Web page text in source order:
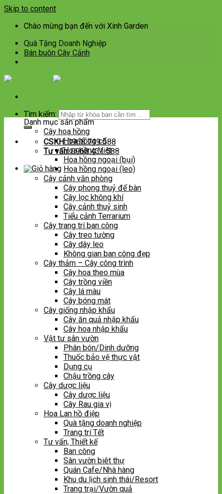
Skip to content
Chào mừng bạn đến với Xinh Garden
Quà Tặng Doanh Nghiệp
Bán buôn Cây Cảnh
Tìm kiếm:
CSKH:0968 749 588
Tư vấn:0968 431 588
Danh mục sản phẩm
Cây hoa hồng
Hoa hồng cổ
Hoa hồng Việt
Hoa hồng ngoại (bụi)
Hoa hồng ngoại (leo)
Cây cảnh văn phòng
Cây phong thuỷ để bàn
Cây lọc không khí
Cây cảnh thuỷ sinh
Tiểu cảnh Terrarium
Cây trang trí ban công
Cây treo tường
Cây dây leo
Không gian ban công đẹp
Cây thảm – Cây công trình
Cây hoa theo mùa
Cây trồng viền
Cây lá màu
Cây bóng mát
Cây giống nhập khẩu
Cây ăn quả nhập khẩu
Cây hoa nhập khẩu
Vật tư sân vườn
Phân bón/Dinh dưỡng
Thuốc bảo vệ thực vật
Dụng cụ
Chậu trồng cây
Cây dược liệu
Cây dược liệu
Cây Rau gia vị
Hoa Lan hồ điệp
Quà tặng doanh nghiệp
Trang trí Tết
Tư vấn, Thiết kế
Ban công
Sân vườn biêt thự
Quán Cafe/Nhà hàng
Khu du lịch sinh thái/Resort
Trang trại/Vườn quả